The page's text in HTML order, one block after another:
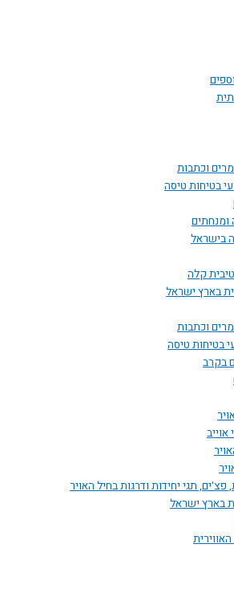
טיסה
קלה
ישראל
טיסה
תגי יחידות ודרגות בחיל האויר
ישראל